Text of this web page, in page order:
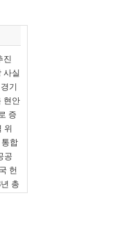
진
사실
기
현안
증
위
합
공
헌
총